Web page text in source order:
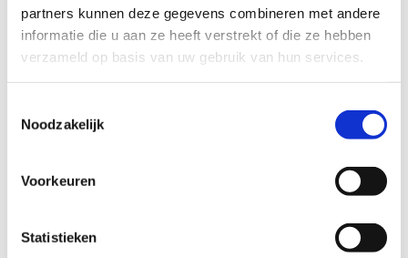
partners kunnen deze gegevens combineren met andere
informatie die u aan ze heeft verstrekt of die ze hebben
verzameld op basis van uw gebruik van hun services.
Noodzakelijk
Voorkeuren
Statistieken
hieronder en vermeld in je e-mail:
- Adres en ondernemingsnummer van de school
- Geschat aantal gebruikers